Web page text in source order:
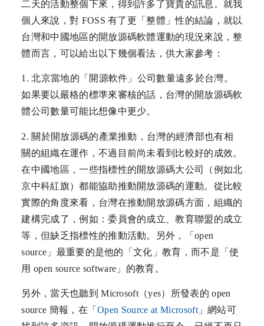
二天的活動整個下來，得到許多了寶貴的訊息。就我
個人來說，對 FOSS 有了更「整體」性的結論，就以
台灣和中國地區的開放源碼軟體運動的現況來說，整
體而言，可以給出以下幾個看法，供大家參考：
1. 北京當地的「開源軟件」公司數量遠多於台灣。
如果要以嚴格的標準來審核的話，台灣的開放源碼軟
體公司數量可能比想像中更少。
2. 關於開放源碼的產業推動，台灣的經濟部也有相
關的組織在運作，不過目前尚未看到比較好的成效。
在中國地區，一些指標性的開放源碼大公司（例如北
京中科紅旗）都能協助推動開放源碼的運動。從比較
實際的角度來看，台灣在推動開放源碼方面，組織的
建構完成了，例如：委員會的成立、教育聯盟的成立
等，但缺乏指標性的推動活動。另外，「open
source」最重要的是他的「文化」教育，而不是「使
用 open source software」的教育。
另外，當天也聽到 Microsoft（yes）所發表的 open
source 簡報，在「Open Source at Microsoft」網站可